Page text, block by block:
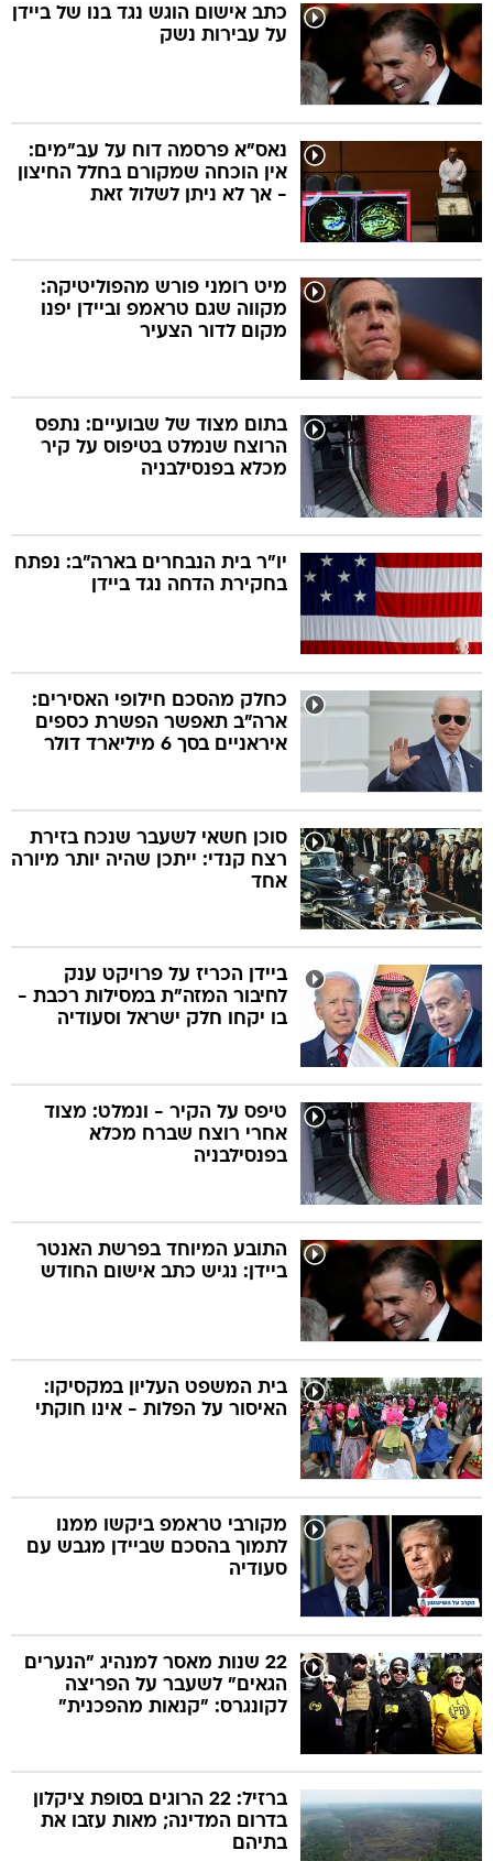
כתב אישום הוגש נגד בנו של ביידן
על עבירות נשק
נאס"א פרסמה דוח על עב"מים:
אין הוכחה שמקורם בחלל החיצון
- אך לא ניתן לשלול זאת
מיט רומני פורש מהפוליטיקה:
מקווה שגם טראמפ וביידן יפנו
מקום לדור הצעיר
בתום מצוד של שבועיים: נתפס
הרוצח שנמלט בטיפוס על קיר
מכלא בפנסילבניה
יו"ר בית הנבחרים בארה"ב: נפתח
בחקירת הדחה נגד ביידן
כחלק מהסכם חילופי האסירים:
ארה"ב תאפשר הפשרת כספים
איראניים בסך 6 מיליארד דולר
סוכן חשאי לשעבר שנכח בזירת
רצח קנדי: ייתכן שהיה יותר מיורה
אחד
ביידן הכריז על פרויקט ענק
לחיבור המזה"ת במסילות רכבת -
בו יקחו חלק ישראל וסעודיה
טיפס על הקיר - ונמלט: מצוד
אחרי רוצח שברח מכלא
בפנסילבניה
התובע המיוחד בפרשת האנטר
ביידן: נגיש כתב אישום החודש
בית המשפט העליון במקסיקו:
האיסור על הפלות - אינו חוקתי
מקורבי טראמפ ביקשו ממנו
לתמוך בהסכם שביידן מגבש עם
סעודיה
22 שנות מאסר למנהיג "הנערים
הגאים" לשעבר על הפריצה
לקונגרס: "קנאות מהפכנית"
ברזיל: 22 הרוגים בסופת ציקלון
בדרום המדינה; מאות עזבו את
בתיהם